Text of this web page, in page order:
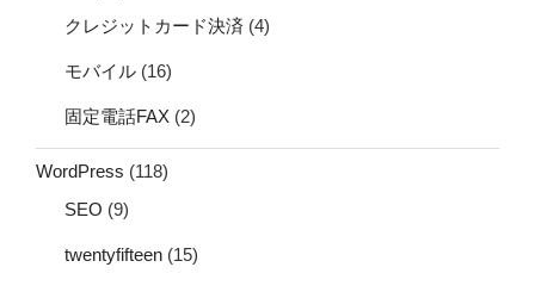
クレジットカード決済 (4)
モバイル (16)
固定電話FAX (2)
WordPress (118)
SEO (9)
twentyfifteen (15)